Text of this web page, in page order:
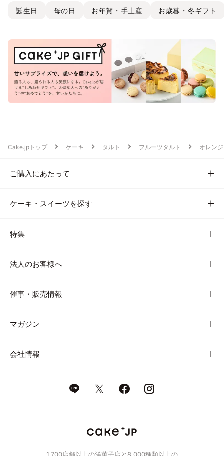
誕生日 母の日 お年賀・手土産 お歳暮・冬ギフト
Cake.jpトップ ケーキ タルト フルーツタルト オレン
ご購入にあたって
ケーキ・スイーツを探す
特集
法人のお客様へ
催事・販売情報
マガジン
会社情報